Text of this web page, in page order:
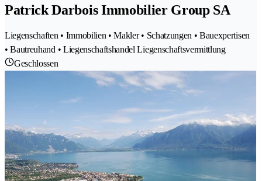
Patrick Darbois Immobilier Group SA
Liegenschaften • Immobilien • Makler • Schatzungen • Bauexpertisen
• Bautreuhand • Liegenschaftshandel Liegenschaftsvermittlung
Geschlossen